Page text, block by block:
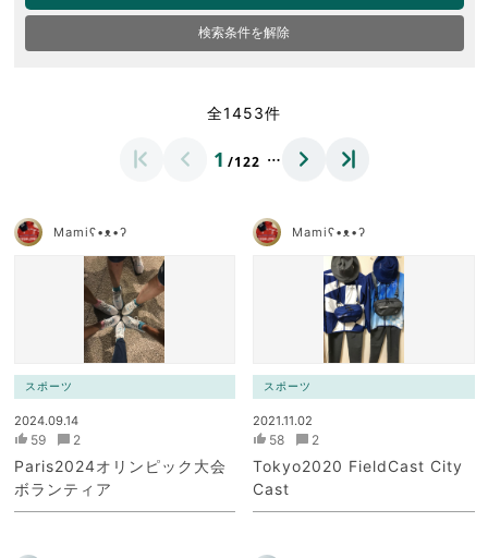
検索条件を解除
全1453件
1 /122 …
Mamiʕ•ᴥ•ʔ
スポーツ
2024.09.14
59 2
Paris2024オリンピック大会
ボランティア
Mamiʕ•ᴥ•ʔ
スポーツ
2021.11.02
58 2
Tokyo2020 FieldCast City
Cast